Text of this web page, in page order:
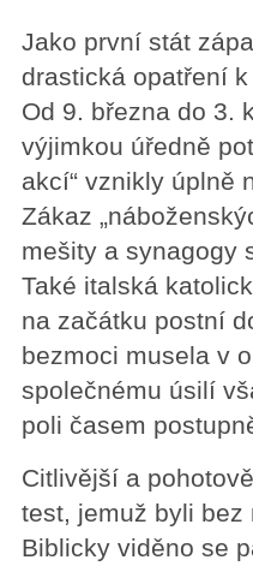
Jako první stát
drastická opatření
Od 9. března do 3.
výjimkou úředně
akcí“ vznikly úplně
Zákaz
mešity a synagogy
Také italská
na začátku postní
bezmoci musela v
společnému úsilí
poli časem
Citlivější a
test, jemuž byli bez
Biblicky viděno se